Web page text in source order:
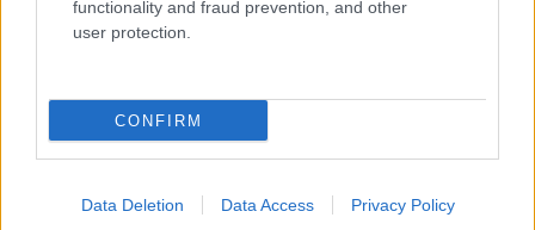
functionality and fraud prevention, and other
user protection.
CONFIRM
Data Deletion Data Access Privacy Policy